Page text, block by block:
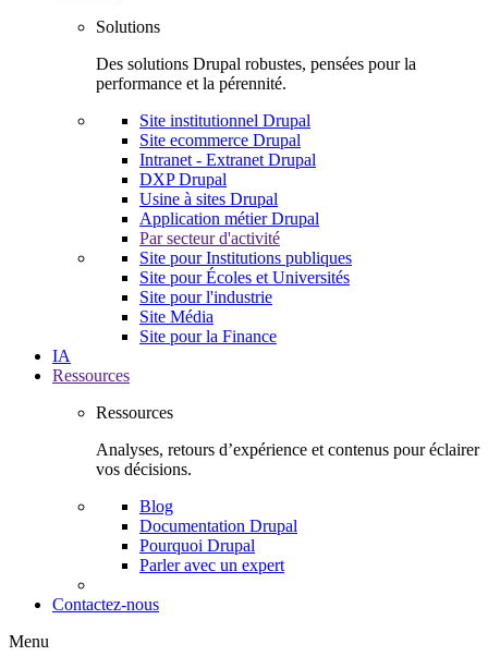
Solutions
Des solutions Drupal robustes, pensées pour la
performance et la pérennité.
Site institutionnel Drupal
Site ecommerce Drupal
Intranet - Extranet Drupal
DXP Drupal
Usine à sites Drupal
Application métier Drupal
Par secteur d'activité
Site pour Institutions publiques
Site pour Écoles et Universités
Site pour l'industrie
Site Média
Site pour la Finance
IA
Ressources
Ressources
Analyses, retours d’expérience et contenus pour éclairer
vos décisions.
Blog
Documentation Drupal
Pourquoi Drupal
Parler avec un expert
Contactez-nous
Menu